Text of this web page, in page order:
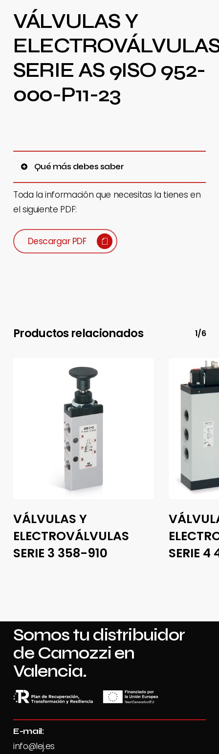
VÁLVULAS Y
SERIE AS 9ISO 952-
000-P11-23
Qué más debes saber
En una cara del perfil, hay ranuras para el
posicionamiento de sensores de posición (Serie
CSH) para la detección de la posición del
embolo. Estas ranuras pueden ser cubiertas
con el perfil cubre ranuras Mod. S- CST-500. Un
Toda la información que necesitas la tienes en
el siguiente PDF:
Descargar PDF
Productos relacionados 1/6
VÁLVULAS Y
ELECTROVÁLVULAS
SERIE 3 358-910
SERIE
Somos tu distribuidor
de Camozzi en
Valencia.
E-mail:
info@lej.es